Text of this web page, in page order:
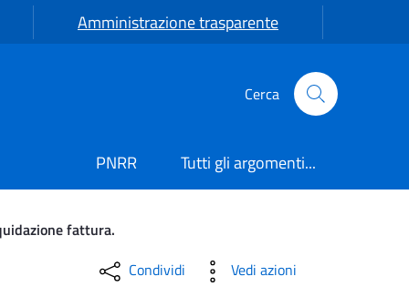
Amministrazione trasparente
Cerca
PNRR Tutti gli argomenti...
fattura.
n. 3 tende da
Condividi Vedi azioni